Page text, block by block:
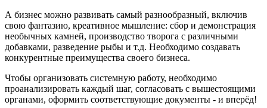
А бизнес можно развивать самый разнообразный, включив
свою фантазию, креативное мышление: сбор и демонстрация
необычных камней, производство творога с различными
добавками, разведение рыбы и т.д. Необходимо создавать
конкурентные преимущества своего бизнеса.
Чтобы организовать системную работу, необходимо
проанализировать каждый шаг, согласовать с вышестоящими
органами, оформить соответствующие документы - и вперёд!